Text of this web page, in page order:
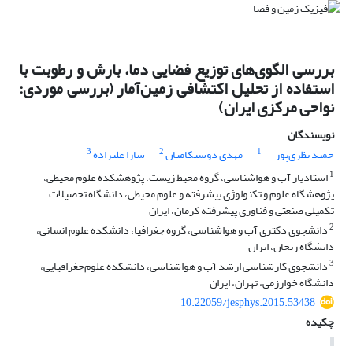
بررسی الگوی‌های توزیع فضایی دما، بارش و رطوبت با
استفاده از تحلیل اکتشافی زمین‌آمار (بررسی موردی:
نواحی مرکزی ایران)
نویسندگان
حمید نظری‌‌پور
1 مهدی دوستکامیان2 سارا علیزاده3
1استادیار آب و هواشناسی، گروه محیط زیست، پژوهشکده علوم محیطی،
پژوهشگاه علوم و تکنولوژی پیشرفته و علوم محیطی، دانشگاه تحصیلات
تکمیلی صنعتی و فناوری پیشرفته کرمان، ایران
2دانشجوی دکتری آب و هواشناسی، گروه جغرافیا، دانشکده علوم انسانی،
دانشگاه زنجان، ایران
3دانشجوی کارشناسی ارشد آب و هواشناسی، دانشکده علوم‌جغرافیایی،
دانشگاه خوارزمی، تهران، ایران
10.22059/jesphys.2015.53438
چکیده